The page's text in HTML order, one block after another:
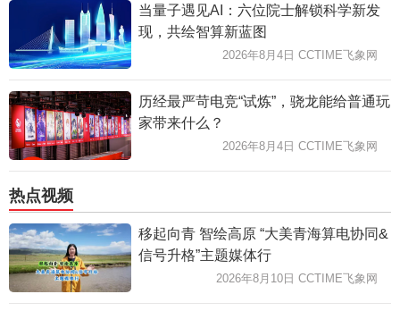
当量子遇见AI：六位院士解锁科学新发
现，共绘智算新蓝图
2026年8月4日 CCTIME飞象网
历经最严苛电竞“试炼”，骁龙能给普通玩
家带来什么？
2026年8月4日 CCTIME飞象网
热点视频
移起向青 智绘高原 “大美青海算电协同&
信号升格”主题媒体行
2026年8月10日 CCTIME飞象网